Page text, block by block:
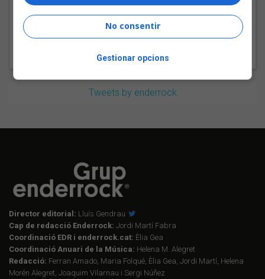
Tweets by enderrock
Director editorial: Lluís Gendrau
Cap de redacció Enderrock: Jordi Martí Fabra
Coordinació EDR i enderrock.cat: Èlia Gea
Coordinació Anuari de la Música: Helena M. Alegret
Redacció: Ferran Amado, Maria Folqué, Èlia Gea, Jordi Martí, Helena
Morén Alegret, Joaquim Vilarnau i Sergi Núñez
No consentir
Gestionar opcions